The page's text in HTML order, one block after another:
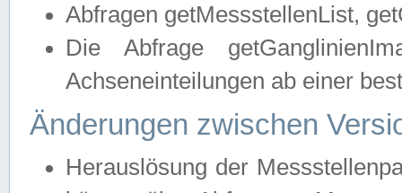
Abfragen getMessstellenList,
Die Abfrage
Achseneinteilungen ab einer
Änderungen zwischen
Herauslösung der